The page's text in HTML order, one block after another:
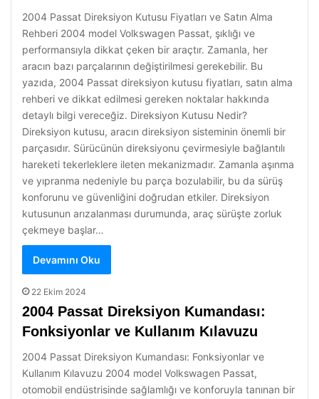
2004 Passat Direksiyon Kutusu Fiyatları ve Satın Alma
Rehberi 2004 model Volkswagen Passat, şıklığı ve
performansıyla dikkat çeken bir araçtır. Zamanla, her
aracın bazı parçalarının değiştirilmesi gerekebilir. Bu
yazıda, 2004 Passat direksiyon kutusu fiyatları, satın alma
rehberi ve dikkat edilmesi gereken noktalar hakkında
detaylı bilgi vereceğiz. Direksiyon Kutusu Nedir?
Direksiyon kutusu, aracın direksiyon sisteminin önemli bir
parçasıdır. Sürücünün direksiyonu çevirmesiyle bağlantılı
hareketi tekerleklere ileten mekanizmadır. Zamanla aşınma
ve yıpranma nedeniyle bu parça bozulabilir, bu da sürüş
konforunu ve güvenliğini doğrudan etkiler. Direksiyon
kutusunun arızalanması durumunda, araç sürüşte zorluk
çekmeye başlar…
Devamını Oku
22 Ekim 2024
2004 Passat Direksiyon Kumandası:
Fonksiyonlar ve Kullanım Kılavuzu
2004 Passat Direksiyon Kumandası: Fonksiyonlar ve
Kullanım Kılavuzu 2004 model Volkswagen Passat,
otomobil endüstrisinde sağlamlığı ve konforuyla tanınan bir